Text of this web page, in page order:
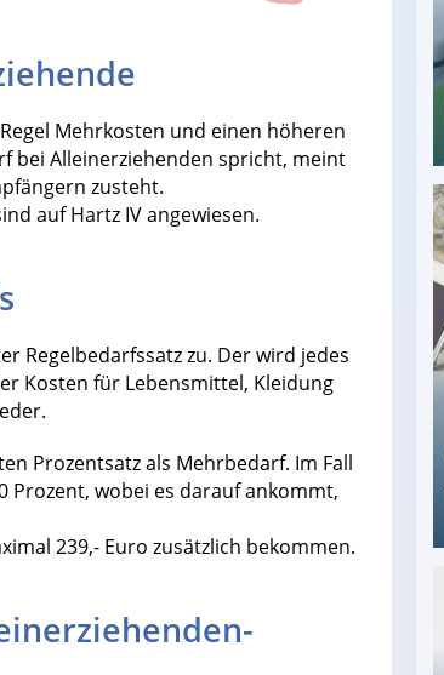
Mehrkosten und einen höheren
bei Alleinerziehenden spricht, meint
zusteht.
auf Hartz IV angewiesen.
Regelbedarfssatz zu. Der wird jedes
Kosten für Lebensmittel, Kleidung
Prozentsatz als Mehrbedarf. Im Fall
Prozent, wobei es darauf ankommt,
239,- Euro zusätzlich bekommen.
Bezahlte Umfragen - Die besten Anbieter